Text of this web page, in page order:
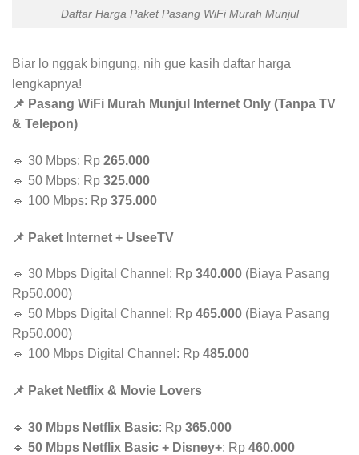
Daftar Harga Paket Pasang WiFi Murah Munjul
Biar lo nggak bingung, nih gue kasih daftar harga
lengkapnya!
📌 Pasang WiFi Murah Munjul Internet Only (Tanpa TV
& Telepon)
🔹 30 Mbps: Rp 265.000
🔹 50 Mbps: Rp 325.000
🔹 100 Mbps: Rp 375.000
📌 Paket Internet + UseeTV
🔹 30 Mbps Digital Channel: Rp 340.000 (Biaya Pasang
Rp50.000)
🔹 50 Mbps Digital Channel: Rp 465.000 (Biaya Pasang
Rp50.000)
🔹 100 Mbps Digital Channel: Rp 485.000
📌 Paket Netflix & Movie Lovers
🔹 30 Mbps Netflix Basic: Rp 365.000
🔹 50 Mbps Netflix Basic + Disney+: Rp 460.000